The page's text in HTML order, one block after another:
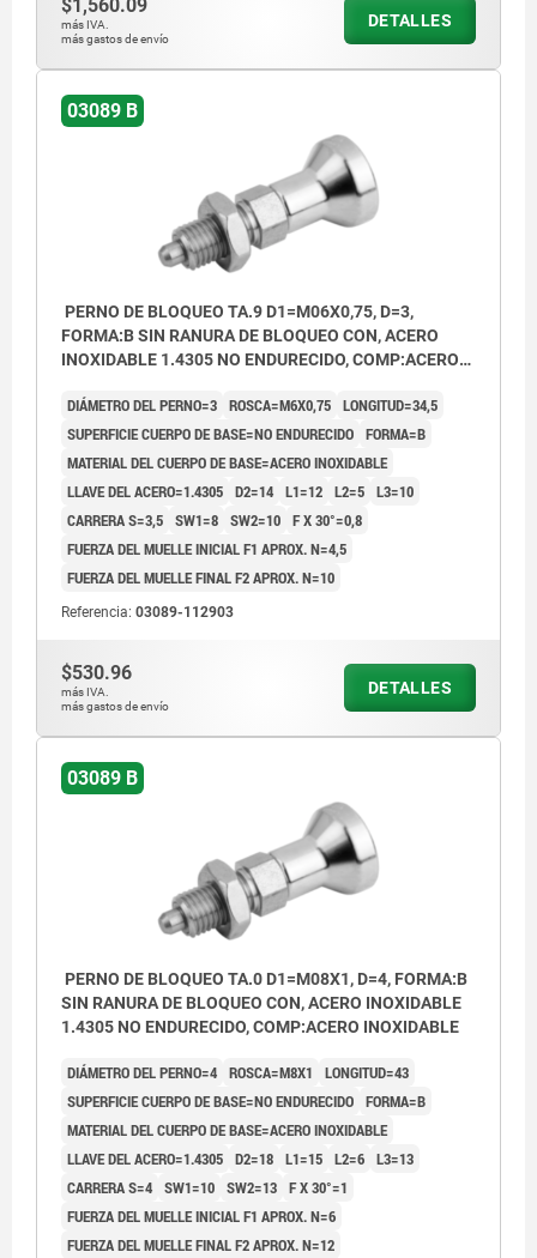
$1,560.09
más IVA.
más gastos de envío
DETALLES
03089 B
PERNO DE BLOQUEO TA.9 D1=M06X0,75, D=3,
FORMA:B SIN RANURA DE BLOQUEO CON, ACERO
INOXIDABLE 1.4305 NO ENDURECIDO, COMP:ACERO
DIÁMETRO DEL PERNO=3 ROSCA=M6X0,75 LONGITUD=34,5
SUPERFICIE CUERPO DE BASE=NO ENDURECIDO FORMA=B
MATERIAL DEL CUERPO DE BASE=ACERO INOXIDABLE
LLAVE DEL ACERO=1.4305 D2=14 L1=12 L2=5 L3=10
CARRERA S=3,5 SW1=8 SW2=10 F X 30°=0,8
FUERZA DEL MUELLE INICIAL F1 APROX. N=4,5
FUERZA DEL MUELLE FINAL F2 APROX. N=10
Referencia: 03089-112903
$530.96
más IVA.
más gastos de envío
DETALLES
03089 B
PERNO DE BLOQUEO TA.0 D1=M08X1, D=4, FORMA:B
SIN RANURA DE BLOQUEO CON, ACERO INOXIDABLE
1.4305 NO ENDURECIDO, COMP:ACERO INOXIDABLE
DIÁMETRO DEL PERNO=4 ROSCA=M8X1
LONGITUD=43
SUPERFICIE CUERPO DE BASE=NO ENDURECIDO FORMA=B
MATERIAL DEL CUERPO DE BASE=ACERO INOXIDABLE
LLAVE DEL ACERO=1.4305 D2=18 L1=15 L2=6 L3=13
CARRERA S=4 SW1=10 SW2=13 F X 30°=1
FUERZA DEL MUELLE INICIAL F1 APROX. N=6
FUERZA DEL MUELLE FINAL F2 APROX. N=12